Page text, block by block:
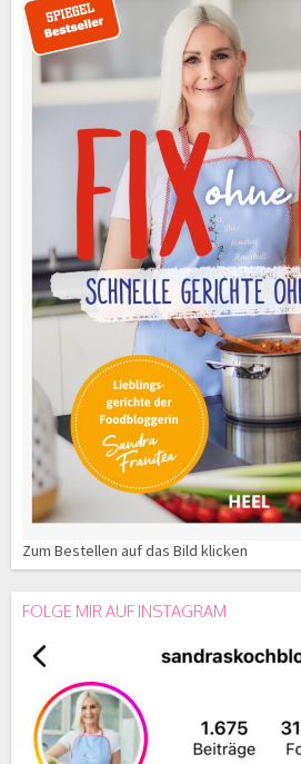
Zum Bestellen auf das Bild klicken
FOLGE MIR AUF INSTAGRAM